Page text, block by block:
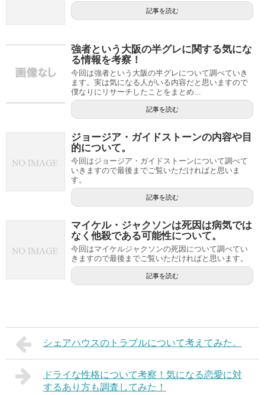
記事を読む
強者という大阪の半グレに関する気にな
る情報を考察！
今回は強者という大阪の半グレについて調べていき
ます。実は気になる人がいる内容だと思いますので
僕なりにリサーチしたことをまとめ...
記事を読む
ジョージア・ガイドストーンの内容や目
的について。
今回はジョージア・ガイドストーンについて調べて
いきますので最後までご覧いただければと思いま
す。
記事を読む
マイケル・ジャクソンは死因は病気では
なく他殺である可能性について。
今回はマイケルジャクソンの死因について調べてい
きますので最後までご覧いただければと思います。
記事を読む
シェアハウスのトラブルについて考えてみた。
ドライな性格について考察！気になる恋愛に対
するあり方も調査してみた！